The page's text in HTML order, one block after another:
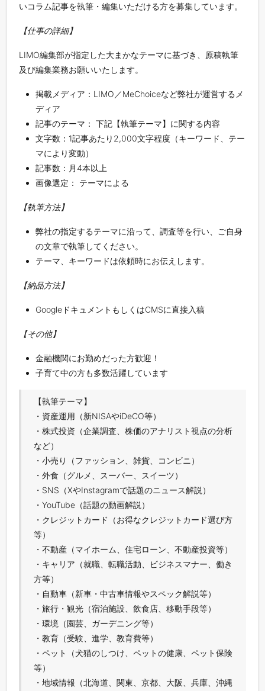
いコラム記事を執筆・編集いただける方を募集しています。
【仕事の詳細】
LIMO編集部が指定した大まかなテーマに基づき、原稿執筆
及び編集業務お願いいたします。
掲載メディア：LIMO／MeChoiceなど弊社が運営するメ
ディア
記事のテーマ： 下記【執筆テーマ】に関する内容
文字数：1記事あたり2,000文字程度（キーワード、テー
マにより変動）
記事数：月4本以上
画像選定： テーマによる
【執筆方法】
弊社の指定するテーマに沿って、調査等を行い、ご自身
の文章で執筆してください。
テーマ、キーワードは依頼時にお伝えします。
【納品方法】
GoogleドキュメントもしくはCMSに直接入稿
【その他】
金融機関にお勤めだった方歓迎！
子育て中の方も多数活躍しています
【執筆テーマ】
・資産運用（新NISAやiDeCO等）
・株式投資（企業調査、株価のアナリスト視点の分析
など）
・小売り（ファッション、雑貨、コンビニ）
・外食（グルメ、スーバー、スイーツ）
・SNS（XやInstagramで話題のニュース解説）
・YouTube（話題の動画解説）
・クレジットカード（お得なクレジットカード選び方
等）
・不動産（マイホーム、住宅ローン、不動産投資等）
・キャリア（就職、転職活動、ビジネスマナー、働き
方等）
・自動車（新車・中古車情報やスペック解説等）
・旅行・観光（宿泊施設、飲食店、移動手段等）
・環境（園芸、ガーデニング等）
・教育（受験、進学、教育費等）
・ペット（犬猫のしつけ、ペットの健康、ペット保険
等）
・地域情報（北海道、関東、京都、大阪、兵庫、沖縄